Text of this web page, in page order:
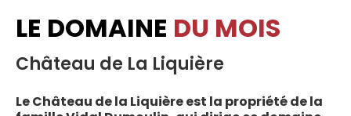
LE DOMAINE DU MOIS
Château de La Liquière
Le Château de la Liquière est la propriété de la